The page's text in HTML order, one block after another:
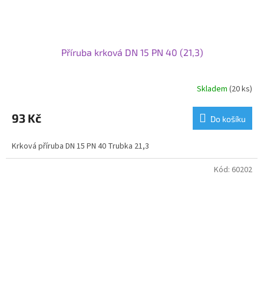
Příruba krková DN 15 PN 40 (21,3)
Skladem (20 ks)
93 Kč Do košíku
Krková příruba DN 15 PN 40 Trubka 21,3
Kód: 60202